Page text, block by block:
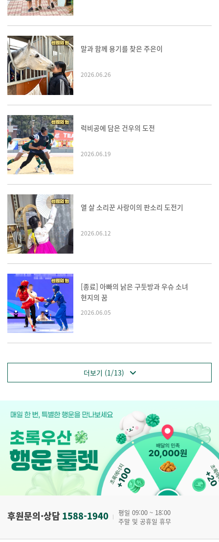
열기
말과 함께 용기를 찾은 주은이
2026.06.26
럭비공에 담은 건우의 도전
2026.06.19
열 살 소리꾼 사랑이의 판소리 도전기
2026.06.12
[종료] 아빠의 낡은 구둣방과 우슈 소녀
현지의 꿈
2026.06.05
더보기 (1/13)
후원문의·상담1588-1940
평일 09:00 ~ 18:00
주말 및 공휴일 휴무